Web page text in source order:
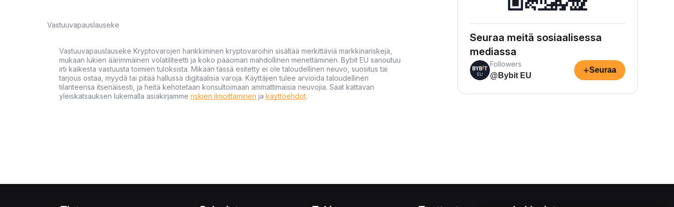
Vastuuvapauslauseke
Vastuuvapauslauseke Kryptovarojen hankkiminen kryptovaroihin sisältää merkittäviä markkinariskejä,
mukaan lukien äärimmäinen volatiliteetti ja koko pääoman mahdollinen menettäminen. Bybit EU sanoutuu
irti kaikesta vastuusta toimien tuloksista. Mikään tässä esitetty ei ole taloudellinen neuvo, suositus tai
tarjous ostaa, myydä tai pitää hallussa digitaalisia varoja. Käyttäjien tulee arvioida taloudellinen
tilanteensa itsenäisesti, ja heitä kehotetaan konsultoimaan ammattimaisia neuvojia. Saat kattavan
yleiskatsauksen lukemalla asiakirjamme riskien ilmoittaminen ja käyttöehdot.
Seuraa meitä sosiaalisessa
mediassa
Followers
@Bybit EU
+Seuraa